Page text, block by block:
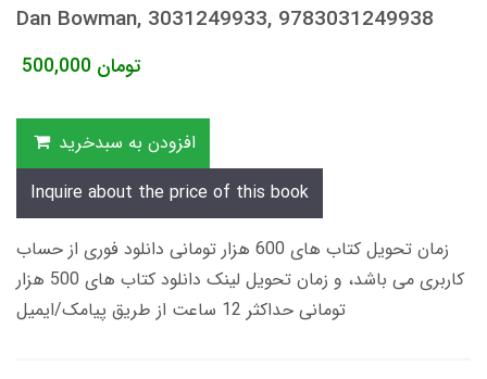
Dan Bowman, 3031249933, 9783031249938
500,000 تومان
افزودن به سبدخرید
Inquire about the price of this book
زمان تحویل کتاب های 600 هزار تومانی دانلود فوری از حساب
کاربری می باشد، و زمان تحویل لینک دانلود کتاب های 500 هزار
تومانی حداکثر 12 ساعت از طریق پیامک/ایمیل